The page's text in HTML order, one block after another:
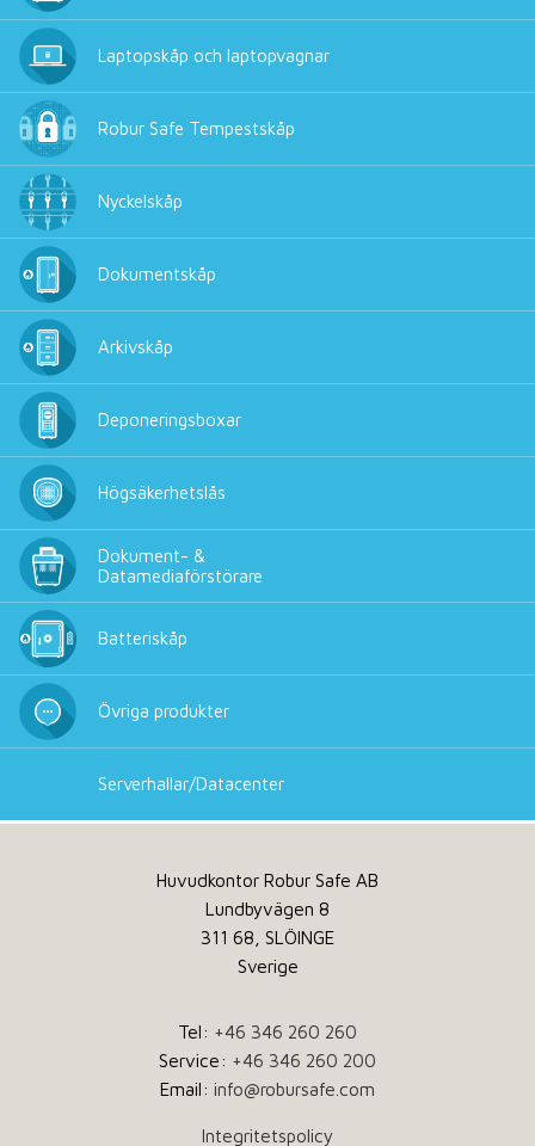
Laptopskåp och laptopvagnar
Robur Safe Tempestskåp
Nyckelskåp
Dokumentskåp
Arkivskåp
Deponeringsboxar
Högsäkerhetslås
Dokument- &
Datamediaförstörare
Batteriskåp
Övriga produkter
Serverhallar/Datacenter
Huvudkontor Robur Safe AB
Lundbyvägen 8
311 68, SLÖINGE
Sverige
Tel: +46 346 260 260
Service: +46 346 260 200
Email: info@robursafe.com
Integritetspolicy